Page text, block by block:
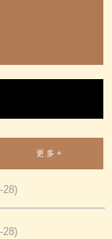
更 多 +
28)
28)